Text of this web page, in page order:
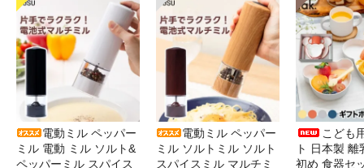
電動ミル ペッパー
ミル 電動 ミル ソルト&
ペッパーミル スパイス
電動ミル ペッパー
ミル ソルトミル ソルト
スパイスミル マルチミ
こども
ト 日本製
初め 食器セ